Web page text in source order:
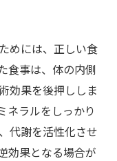
めには、正しい食
食事は、体の内側
効果を後押ししま
ネラルをしっかり
代謝を活性化させ
効果となる場合が